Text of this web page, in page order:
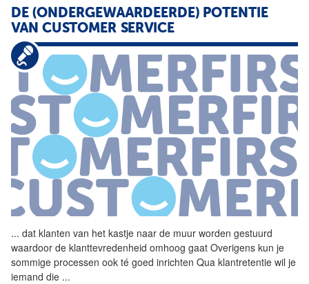
DE (ONDERGEWAARDEERDE) POTENTIE
VAN CUSTOMER SERVICE
... dat klanten van het kastje naar de muur worden gestuurd
waardoor de klanttevredenheid omhoog gaat Overigens kun je
sommige processen ook té goed inrichten Qua klantretentie wil je
iemand die ...